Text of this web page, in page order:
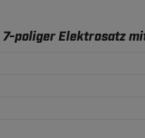
poliger Elektrosatz